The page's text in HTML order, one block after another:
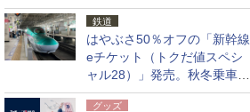
応援キャンペーン」
鉄道
はやぶさ50％オフの「新幹線
eチケット（トクだ値スペシ
ャル28）」発売。秋冬乗車
分、えきねっと限定
グッズ